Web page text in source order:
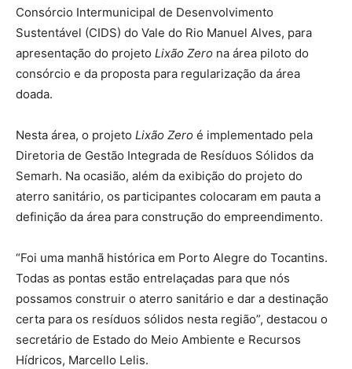
Consórcio Intermunicipal de Desenvolvimento
Sustentável (CIDS) do Vale do Rio Manuel Alves, para
apresentação do projeto Lixão Zero na área piloto do
consórcio e da proposta para regularização da área
doada.
Nesta área, o projeto Lixão Zero é implementado pela
Diretoria de Gestão Integrada de Resíduos Sólidos da
Semarh. Na ocasião, além da exibição do projeto do
aterro sanitário, os participantes colocaram em pauta a
definição da área para construção do empreendimento.
“Foi uma manhã histórica em Porto Alegre do Tocantins.
Todas as pontas estão entrelaçadas para que nós
possamos construir o aterro sanitário e dar a destinação
certa para os resíduos sólidos nesta região”, destacou o
secretário de Estado do Meio Ambiente e Recursos
Hídricos, Marcello Lelis.